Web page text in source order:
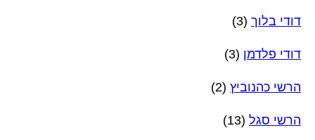
דודי בלוך (3)
דודי פלדמן (3)
הרשי כהנוביץ (2)
הרשי סגל (13)